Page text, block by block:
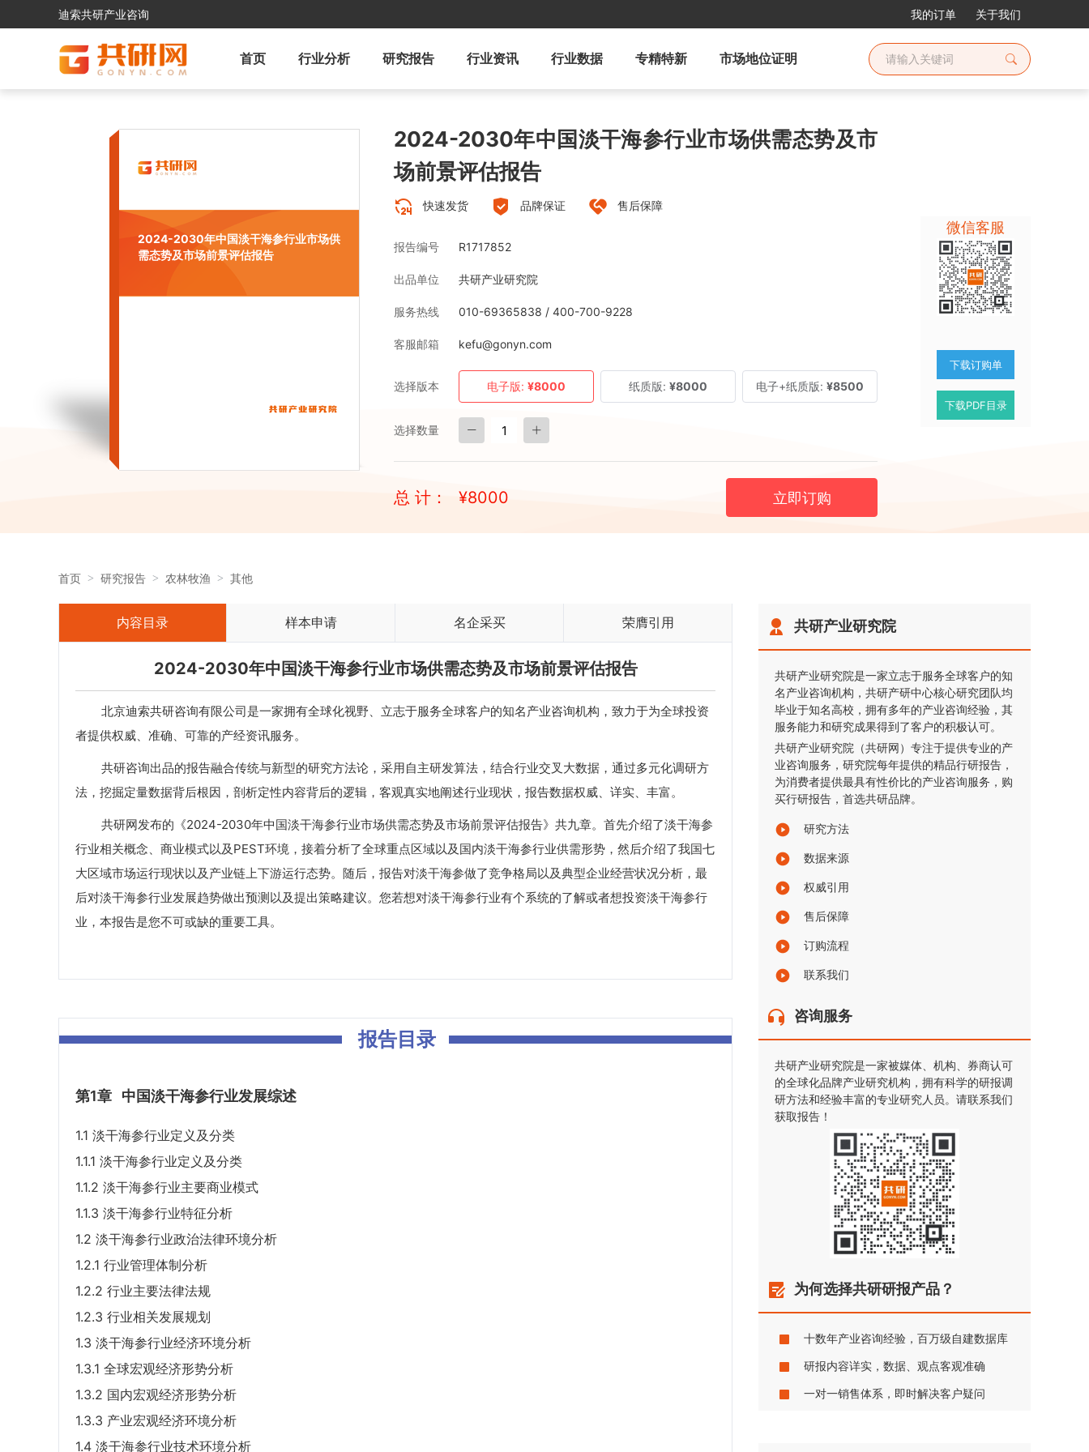
迪索共研产业咨询 我的订单 关于我们
首页 行业分析 研究报告 行业资讯 行业数据 专精特新 市场地位证明
2024-2030年中国淡干海参行业市场供
需态势及市场前景评估报告
2024-2030年中国淡干海参行业市场供需态势及市
场前景评估报告
快速发货 品牌保证 售后保障
报告编号 R1717852
出品单位 共研产业研究院
服务热线 010-69365838 / 400-700-9228
客服邮箱 kefu@gonyn.com
选择版本 电子版: ¥8000 纸质版: ¥8000 电子+纸质版: ¥8500
选择数量
总 计： ¥8000 立即订购
微信客服
下载订购单
下载PDF目录
首页 研究报告 农林牧渔 其他
内容目录 样本申请 名企采买 荣膺引用
2024-2030年中国淡干海参行业市场供需态势及市场前景评估报告
北京迪索共研咨询有限公司是一家拥有全球化视野、立志于服务全球客户的知名产业咨询机构，致力于为全球投资
者提供权威、准确、可靠的产经资讯服务。
共研咨询出品的报告融合传统与新型的研究方法论，采用自主研发算法，结合行业交叉大数据，通过多元化调研方
法，挖掘定量数据背后根因，剖析定性内容背后的逻辑，客观真实地阐述行业现状，报告数据权威、详实、丰富。
共研网发布的《2024-2030年中国淡干海参行业市场供需态势及市场前景评估报告》共九章。首先介绍了淡干海参
行业相关概念、商业模式以及PEST环境，接着分析了全球重点区域以及国内淡干海参行业供需形势，然后介绍了我国七
大区域市场运行现状以及产业链上下游运行态势。随后，报告对淡干海参做了竞争格局以及典型企业经营状况分析，最
后对淡干海参行业发展趋势做出预测以及提出策略建议。您若想对淡干海参行业有个系统的了解或者想投资淡干海参行
业，本报告是您不可或缺的重要工具。
报告目录
第1章 中国淡干海参行业发展综述
1.1 淡干海参行业定义及分类
1.1.1 淡干海参行业定义及分类
1.1.2 淡干海参行业主要商业模式
1.1.3 淡干海参行业特征分析
1.2 淡干海参行业政治法律环境分析
1.2.1 行业管理体制分析
1.2.2 行业主要法律法规
1.2.3 行业相关发展规划
1.3 淡干海参行业经济环境分析
1.3.1 全球宏观经济形势分析
1.3.2 国内宏观经济形势分析
1.3.3 产业宏观经济环境分析
1.4 淡干海参行业技术环境分析
共研产业研究院
共研产业研究院是一家立志于服务全球客户的知
名产业咨询机构，共研产研中心核心研究团队均
毕业于知名高校，拥有多年的产业咨询经验，其
服务能力和研究成果得到了客户的积极认可。
共研产业研究院（共研网）专注于提供专业的产
业咨询服务，研究院每年提供的精品行研报告，
为消费者提供最具有性价比的产业咨询服务，购
买行研报告，首选共研品牌。
研究方法
数据来源
权威引用
售后保障
订购流程
联系我们
咨询服务
共研产业研究院是一家被媒体、机构、券商认可
的全球化品牌产业研究机构，拥有科学的研报调
研方法和经验丰富的专业研究人员。请联系我们
获取报告！
为何选择共研研报产品？
十数年产业咨询经验，百万级自建数据库
研报内容详实，数据、观点客观准确
一对一销售体系，即时解决客户疑问